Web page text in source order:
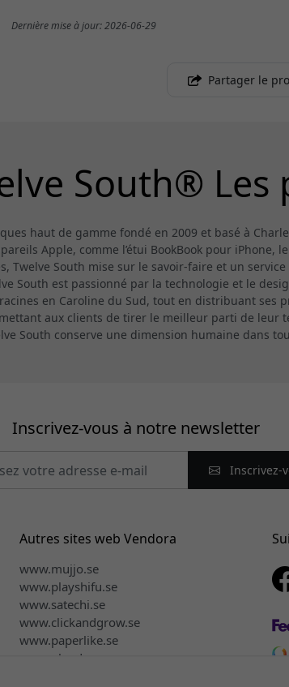
Dernière mise à jour: 2026-06-29
Partager le
South® Les
haut de gamme fondé en 2009 et basé à
Apple, comme l’étui BookBook pour iPhone,
Twelve South mise sur le savoir-faire et un
South est passionné par la technologie et le
en Caroline du Sud, tout en distribuant ses
aux clients de tirer le meilleur parti de leur
South conserve une dimension humaine dans
Inscrivez-vous à notre newsletter
Inscrivez-
Autres sites web Vendora
www.mujjo.se
www.playshifu.se
www.satechi.se
www.clickandgrow.se
www.paperlike.se
www.plaud.se